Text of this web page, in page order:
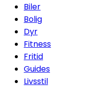
Biler
Bolig
Dyr
Fitness
Fritid
Guides
Livsstil